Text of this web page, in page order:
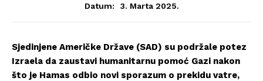
Datum: 3. Marta 2025.
Sjedinjene Američke Države (SAD) su podržale potez
Izraela da zaustavi humanitarnu pomoć Gazi nakon
što je Hamas odbio novi sporazum o prekidu vatre,